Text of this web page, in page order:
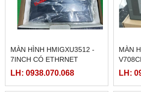
MÀN HÌNH HMIGXU3512 -
7INCH CÓ ETHRNET
LH: 0938.070.068
MÀN
LH: